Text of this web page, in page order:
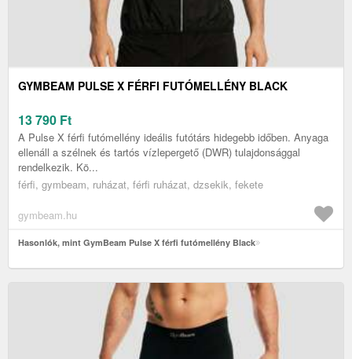
GYMBEAM PULSE X FÉRFI FUTÓMELLÉNY BLACK
13 790 Ft
A Pulse X férfi futómellény ideális futótárs hidegebb időben. Anyaga
ellenáll a szélnek és tartós vízlepergető (DWR) tulajdonsággal
rendelkezik. Kö...
férfi, gymbeam, ruházat, férfi ruházat, dzsekik, fekete
gymbeam.hu
Hasonlók, mint GymBeam Pulse X férfi futómellény Black